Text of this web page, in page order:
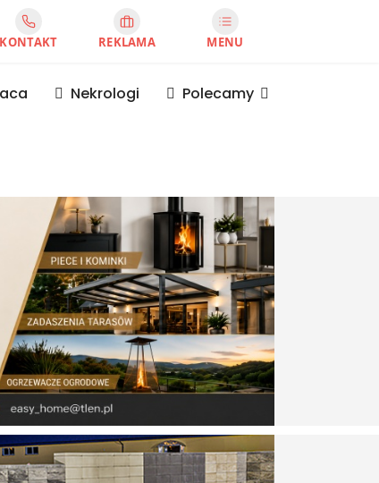
KONTAKT REKLAMA MENU
Nekrologi Polecamy